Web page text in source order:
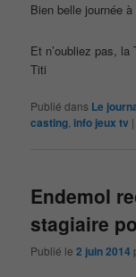
Bien belle journée
Et n’oubliez pas,
Titi
Publié dans Le
casting info jeux tv
Endemol
stagiaire
Publié le2 juin 2014